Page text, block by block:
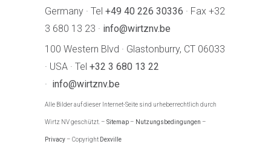
Germany · Tel +49 40 226 30336 · Fax +32
3 680 13 23 · info@wirtznv.be
100 Western Blvd · Glastonburry, CT 06033
· USA · Tel +32 3 680 13 22
· info@wirtznv.be
Alle Bilder auf dieser Internet-Seite sind urheberrechtlich durch
Wirtz NV geschützt. – Sitemap – Nutzungsbedingungen –
Privacy – Copyright Dexville